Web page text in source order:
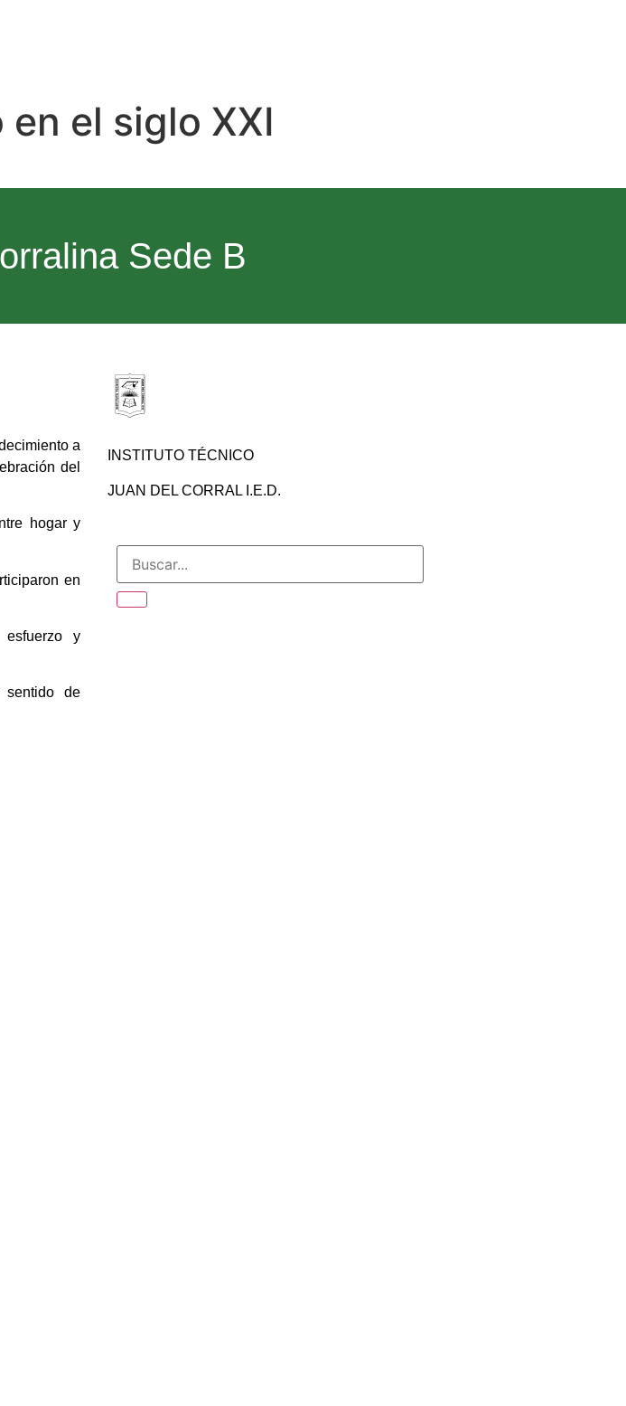
el siglo XXI
Sede B
a
del
hogar y
en
esfuerzo y
sentido de
INSTITUTO TÉCNICO
JUAN DEL CORRAL I.E.D.